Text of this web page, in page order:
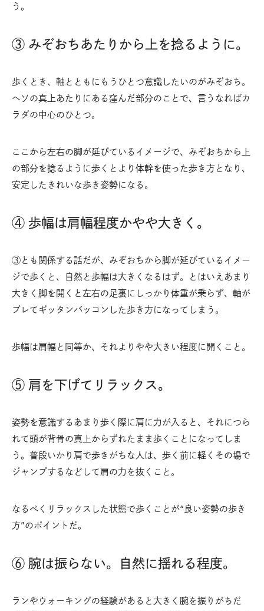
う。
③ みぞおちあたりから上を捻るように。
歩くとき、軸とともにもうひとつ意識したいのがみぞおち。
ヘソの真上あたりにある窪んだ部分のことで、言うなればカ
ラダの中心のひとつ。
ここから左右の脚が延びているイメージで、みぞおちから上
の部分を捻るように歩くとより体幹を使った歩き方となり、
安定したきれいな歩き姿勢になる。
④ 歩幅は肩幅程度かやや大きく。
③とも関係する話だが、みぞおちから脚が延びているイメー
ジで歩くと、自然と歩幅は大きくなるはず。とはいえあまり
大きく脚を開くと左右の足裏にしっかり体重が乗らず、軸が
ブレてギッタンバッコンした歩き方になってしまう。
歩幅は肩幅と同等か、それよりやや大きい程度に開くこと。
⑤ 肩を下げてリラックス。
姿勢を意識するあまり歩く際に肩に力が入ると、それにつら
れて頭が背骨の真上からずれたまま歩くことになってしま
う。普段いかり肩で歩きがちな人は、歩く前に軽くその場で
ジャンプするなどして肩の力を抜くこと。
なるべくリラックスした状態で歩くことが“良い姿勢の歩き
方”のポイントだ。
⑥ 腕は振らない。自然に揺れる程度。
ランやウォーキングの経験があると大きく腕を振りがちだ